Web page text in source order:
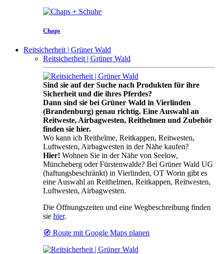
Chaps
Reitsicherheit | Grüner Wald
Reitsicherheit | Grüner Wald
Sind sie auf der Suche nach Produkten für ihre
Sicherheit und die ihres Pferdes?
Dann sind sie bei Grüner Wald in Vierlinden
(Brandenburg) genau richtig. Eine Auswahl an
Reitweste, Airbagwesten, Reithelmen und Zubehör
finden sie hier.
Wo kann ich Reithelme, Reitkappen, Reitwesten,
Luftwesten, Airbagwesten in der Nähe kaufen?
Hier! Wohnen Sie in der Nähe von Seelow,
Müncheberg oder Fürstenwalde? Bei Grüner Wald UG
(haftungsbeschränkt) in Vierlinden, OT Worin gibt es
eine Auswahl an Reithelmen, Reitkappen, Reitwesten,
Luftwesten, Airbagwesten.
Die Öffnungszeiten und eine Wegbeschreibung finden
sie hier.
🧭 Route mit Google Maps planen